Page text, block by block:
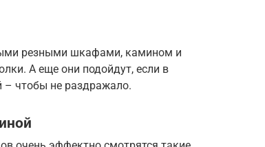
резными шкафами, камином и
А еще они подойдут, если в
– чтобы не раздражало.